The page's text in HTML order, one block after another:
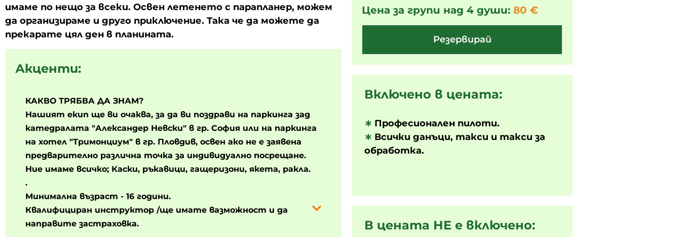
имаме по нещо за всеки. Освен летенето с парапланер, можем
да организираме и друго приключение. Така че да можете да
прекарате цял ден в планината.
Акценти:
КАКВО ТРЯБВА ДА ЗНАМ?
Нашият екип ще ви очаква, за да ви поздрави на паркинга зад
катедралата "Александер Невски" в гр. София или на паркинга
на хотел "Тримонциум" в гр. Пловдив, освен ако не е заявена
предварително различна точка за индивидуално посрещане.
Ние имаме всичко; Каски, ръкавици, гащеризони, якета, ракла.
.
Минимална възраст - 16 години.
Квалифициран инструктор /ще имате вазможност и да
направите застраховка.
Цена за групи над 4 души: 80 €
Резервирай
Включено в цената:
∗ Професионален пилоти.
∗ Всички данъци, такси и такси за
обработка.
В цената НЕ е включено: